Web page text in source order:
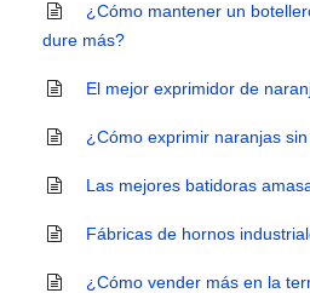
¿Cómo mantener un
dure más?
El mejor exprimidor de
¿Cómo exprimir naranjas
Las mejores batidoras
Fábricas de hornos
¿Cómo vender más en la